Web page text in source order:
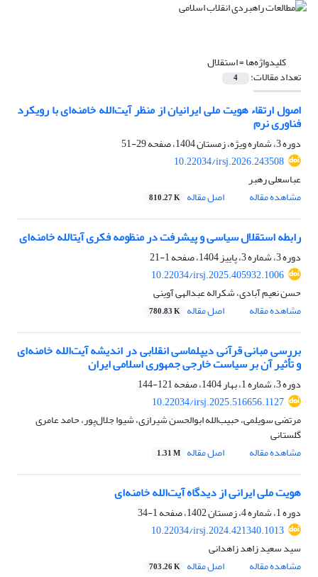
کلیدواژه‌ها =استقلال
تعداد مقالات: 4
اصول ارتقاء هویت ملی ایرانیان از منظر آیت‌الله خامنه‌ای با رویکرد
فناوری نرم
دوره 3، شماره ویژه، زمستان 1404، صفحه
29-51
10.22034/irsj.2026.243508
عباسعلی رهبر
مشاهده مقاله
اصل مقاله 810.27 K
رابطه استقلال سیاسی و پیشرفت در منظومه فکری آیت­الله خامنه‌­ای
دوره 3، شماره 3، پاییز 1404، صفحه
1-21
10.22034/irsj.2025.405932.1006
حسن نعیم آبادی، شکراله عبدالهی آوینی
مشاهده مقاله
اصل مقاله 780.83 K
بررسی مبانی قرآنی دیپلماسی انقلابی در اندیشه آیت‌الله خامنه‌ای
و تأثیر آن بر سیاست خارجی جمهوری اسلامی ایران
دوره 3، شماره 1، بهار 1404، صفحه
121-144
10.22034/irsj.2025.516656.1127
مرتضی سویلمی، حبیب‌الله ابوالحسن شیرازی، شیوا جلال‌پور، حامد عامری
گلستانی
مشاهده مقاله
اصل مقاله 1.31 M
هویت ملی ایرانی از دیدگاه آیت‌الله خامنه‌ای
دوره 1، شماره 4، زمستان 1402، صفحه
1-34
10.22034/irsj.2024.421340.1013
سید سعید زاهد زاهدانی
مشاهده مقاله
اصل مقاله 703.26 K